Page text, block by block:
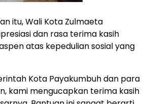
itu, Wali Kota Zulmaeta
dan rasa terima kasih
atas kepedulian sosial yang
Kota Payakumbuh dan para
kami mengucapkan terima kasih